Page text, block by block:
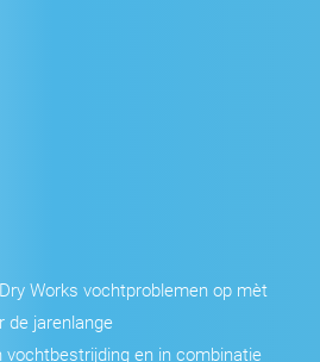
Works vochtproblemen op mèt
de jarenlange
vochtbestrijding en in combinatie